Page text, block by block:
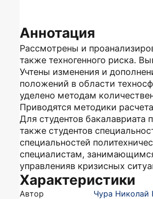
Аннотация
Рассмотрены и
также техногенного риска.
Учтены изменения и
положений в области
уделено методам
Приводятся методики
Для студентов бакалавриата
также студентов
специальностей
специалистам,
управленияв кризисных
Характеристики
Автор
Чура Николай